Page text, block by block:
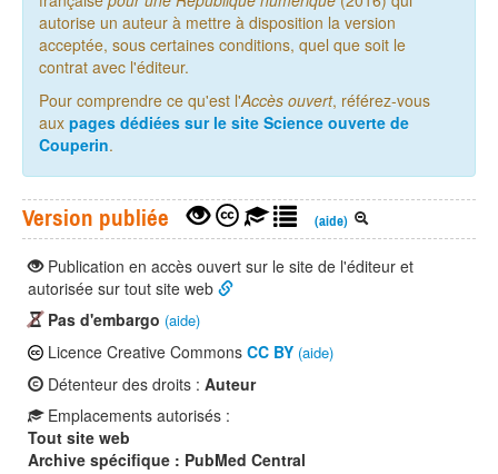
autorise un auteur à mettre à disposition la version
acceptée, sous certaines conditions, quel que soit le
contrat avec l'éditeur.
Pour comprendre ce qu'est l'Accès ouvert, référez-vous
aux pages dédiées sur le site Science ouverte de
Couperin.
Version publiée (aide)
Publication en accès ouvert sur le site de l'éditeur et
autorisée sur tout site web
Pas d'embargo (aide)
Licence Creative Commons CC BY (aide)
Détenteur des droits : Auteur
Emplacements autorisés :
Tout site web
Archive spécifique : PubMed Central